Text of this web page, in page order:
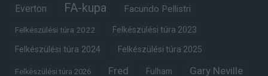
Everton FA-kupa Facundo Pellistri
Felkészülési túra 2022 Felkészülési túra 2023
Felkészülési túra 2024 Felkészülési túra 2025
Felkészülési túra 2026 Fred Fulham Gary Neville